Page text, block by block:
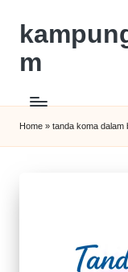
m
Home » tanda koma dalam